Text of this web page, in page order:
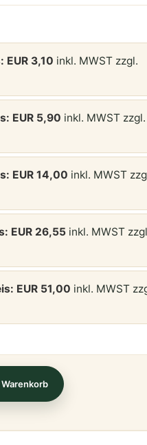
EUR 3,10 inkl. MWST zzgl.
EUR 5,90 inkl. MWST zzgl.
EUR 14,00 inkl. MWST
EUR 26,55 inkl. MWST
EUR 51,00 inkl. MWST